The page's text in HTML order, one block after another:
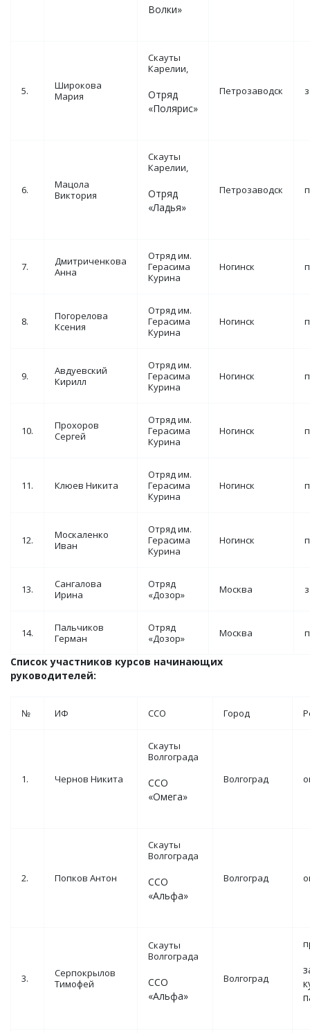
Волки»
5.
Широкова
Мария
Скауты
Карелии,
Отряд
«Полярис»
Петрозаводск
6.
Мацола
Виктория
Скауты
Карелии,
Отряд
«Ладья»
Петрозаводск
7.
Дмитриченкова
Анна
Отряд им.
Герасима
Курина
Ногинск
8.
Погорелова
Ксения
Отряд им.
Герасима
Курина
Ногинск
9.
Авдуевский
Кирилл
Отряд им.
Герасима
Курина
Ногинск
10.
Прохоров
Сергей
Отряд им.
Герасима
Курина
Ногинск
11. Клюев Никита
Отряд им.
Герасима
Курина
Ногинск
12.
Москаленко
Иван
Отряд им.
Герасима
Курина
Ногинск
13.
Сангалова
Ирина
Отряд
«Дозор»
Москва
14.
Пальчиков
Герман
Отряд
«Дозор»
Москва
Список участников курсов начинающих
руководителей:
№ ИФ ССО Город
1. Чернов Никита
Скауты
Волгограда
ССО
«Омега»
Волгоград
2. Попков Антон
Скауты
Волгограда
ССО
«Альфа»
Волгоград
3.
Серпокрылов
Тимофей
Скауты
Волгограда
ССО
«Альфа»
Волгоград